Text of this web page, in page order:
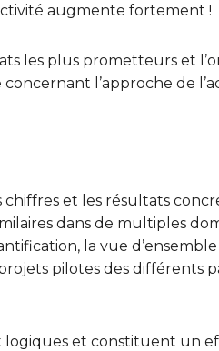
augmente fortement !
les plus prometteurs et
l’approche de
chiffres et les résultats
dans de multiples
la vue d’ensemble
pilotes des différents
logiques et constituent un